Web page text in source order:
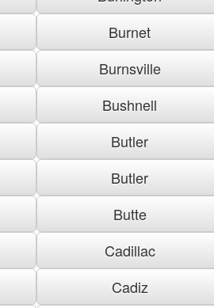
Burnet
Burnsville
Bushnell
Butler
Butler
Butte
Cadillac
Cadiz